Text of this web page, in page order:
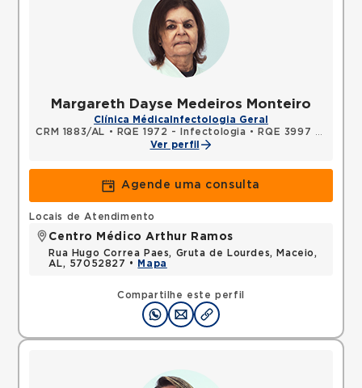
Margareth Dayse Medeiros Monteiro
Clínica Médica Infectologia Geral
CRM 1883/AL • RQE 1972 - Infectologia •
RQE 3997 - Clínica médica
Ver perfil
Agende uma consulta
Compartilhe este perfil
Locais de Atendimento
Centro Médico Arthur Ramos
Rua Hugo Correa Paes, Gruta de Lourdes, Maceio,
AL, 57052827 •
Mapa